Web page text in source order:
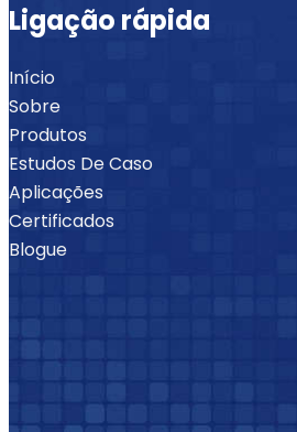
Ligação rápida
Início
Sobre
Produtos
Estudos De Caso
Aplicações
Certificados
Blogue